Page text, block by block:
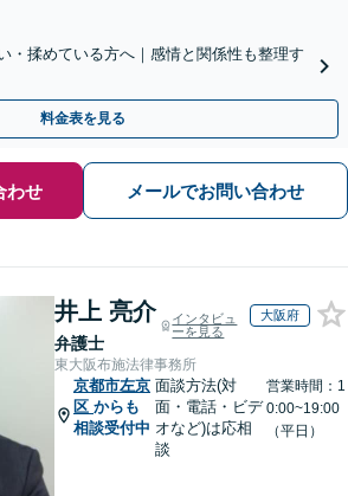
・揉めている方へ｜感情と関係性も整理す
料金表を見る
わせ メールでお問い合わせ
井上 亮介
弁護士
インタビュ
ーを見る
大阪府
東大阪布施法律事務所
京都市左京
区 からも
相談受付中
面談方法(対
面・電話・ビデ
オなど)は応相
談
営業時間：1
0:00~19:00
（平日）